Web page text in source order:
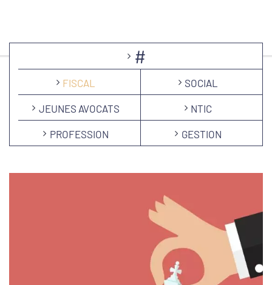
#
FISCAL SOCIAL
JEUNES AVOCATS NTIC
PROFESSION GESTION